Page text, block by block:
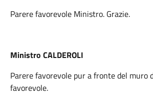
Parere favorevole Ministro. Grazie.
Ministro CALDEROLI
Parere favorevole pur a fronte del muro
favorevole.